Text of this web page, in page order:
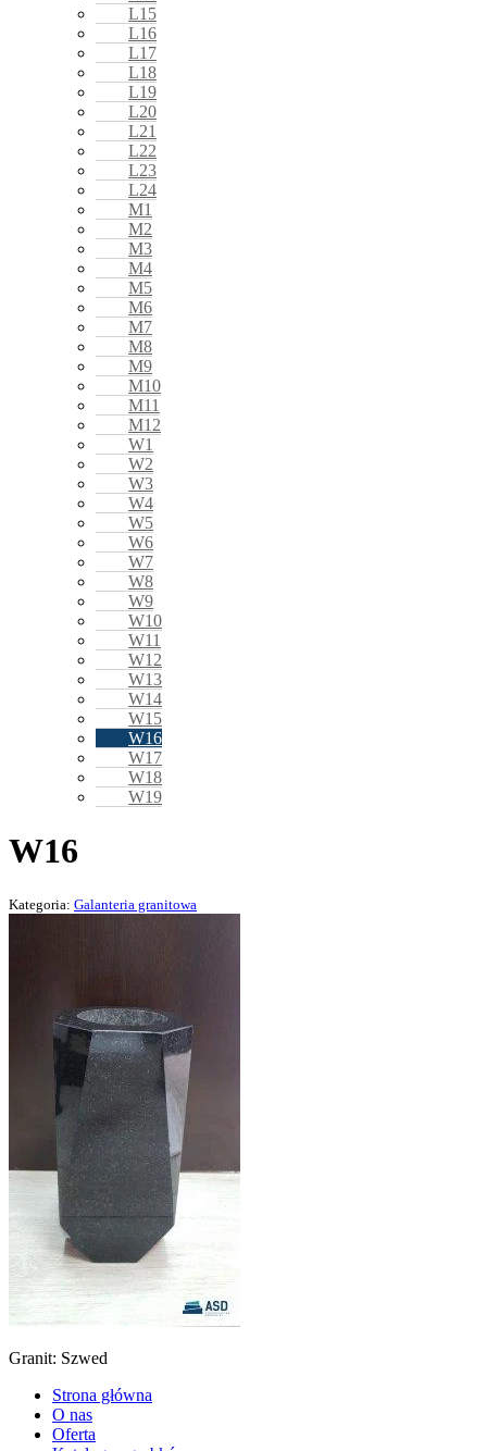
L15
L16
L17
L18
L19
L20
L21
L22
L23
L24
M1
M2
M3
M4
M5
M6
M7
M8
M9
M10
M11
M12
W1
W2
W3
W4
W5
W6
W7
W8
W9
W10
W11
W12
W13
W14
W15
W16
W17
W18
W19
W16
Kategoria: Galanteria granitowa
Granit: Szwed
Strona główna
O nas
Oferta